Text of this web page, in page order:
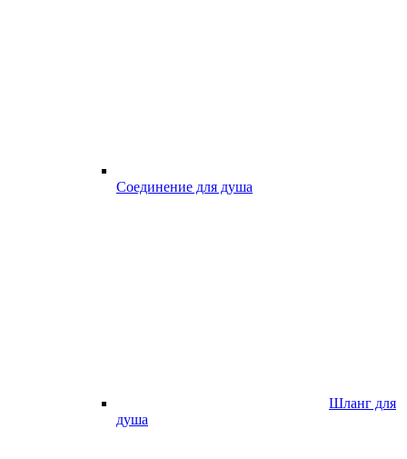
Соединение для душа
Шланг для
душа